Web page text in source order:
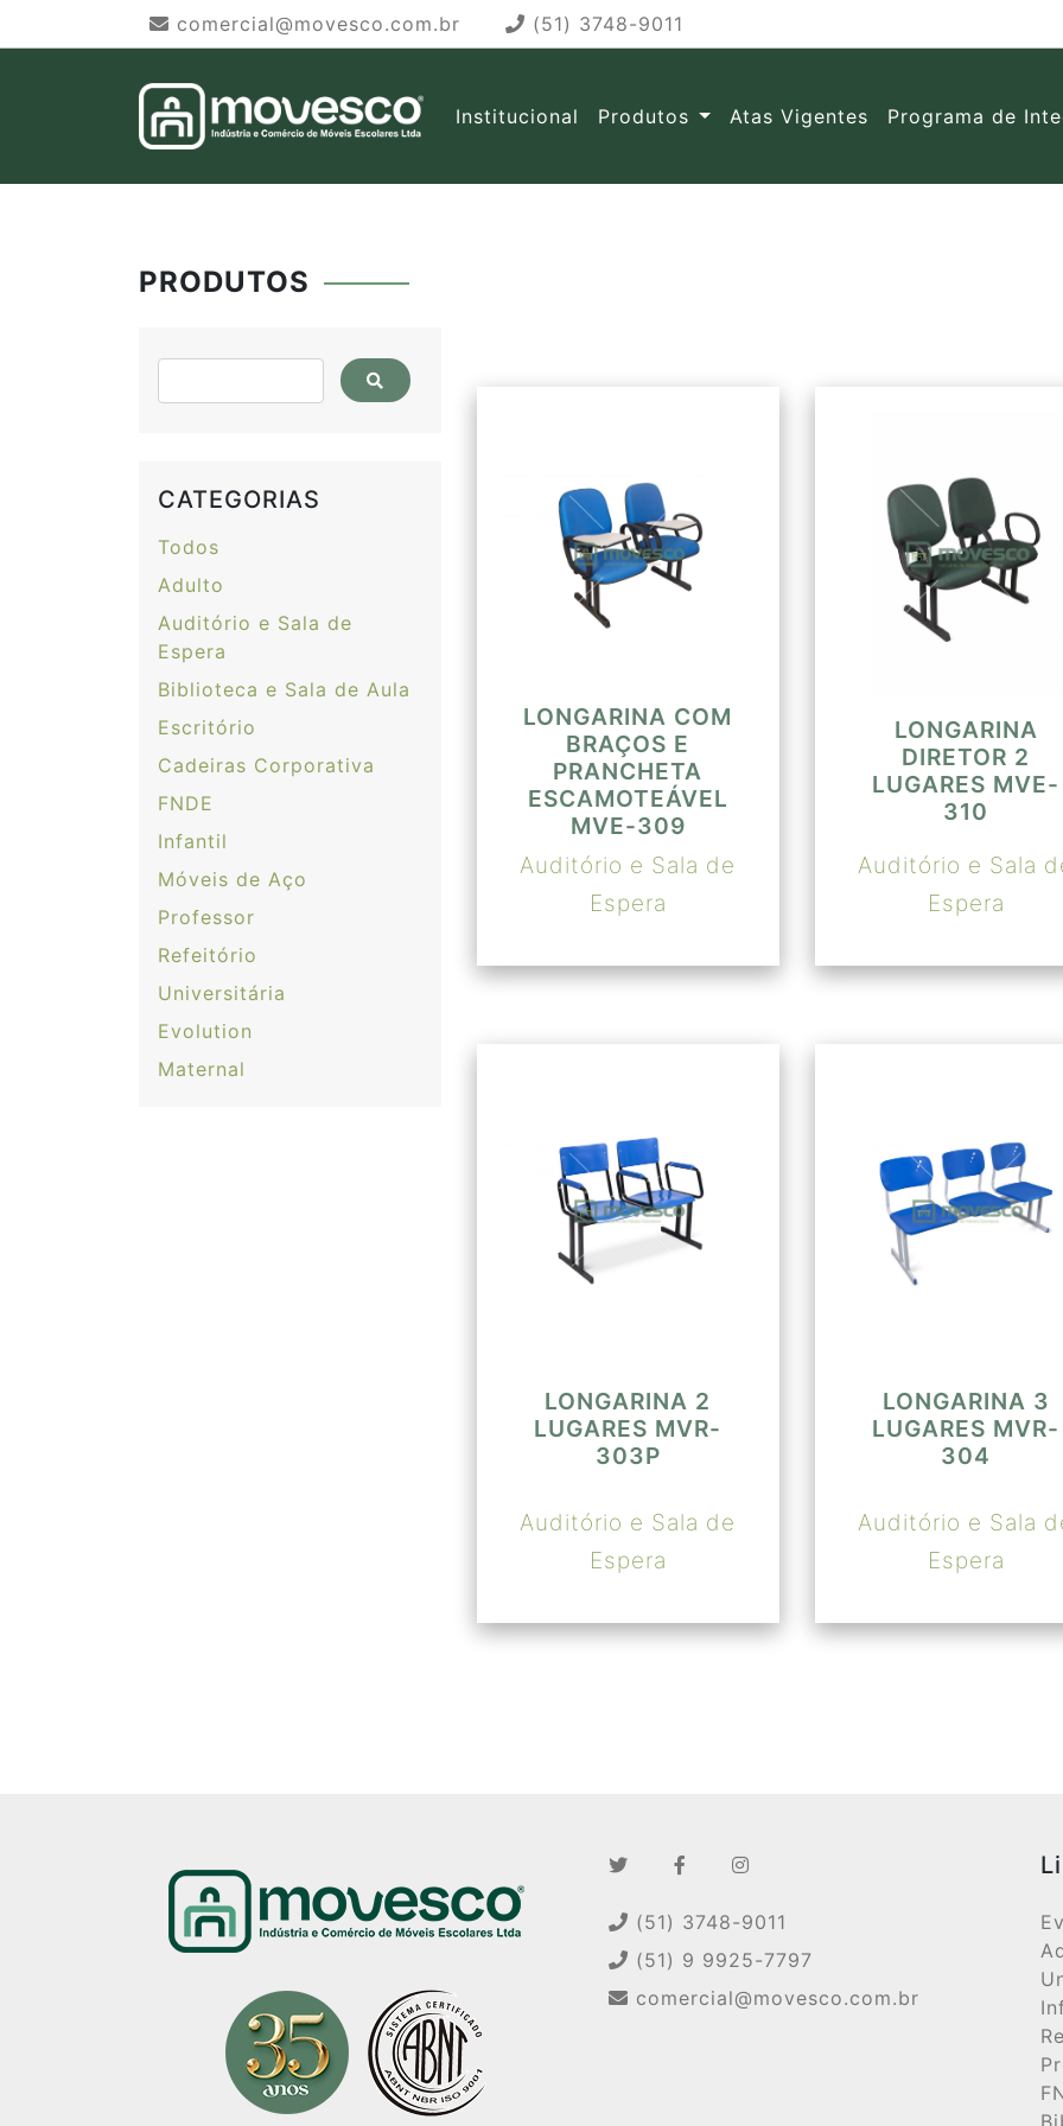
comercial@movesco.com.br (51) 3748-9011
Institucional Produtos Atas Vigentes Programa de
PRODUTOS
CATEGORIAS
Todos
Adulto
Auditório e Sala de
Espera
Biblioteca e Sala de Aula
Escritório
Cadeiras Corporativa
FNDE
Infantil
Móveis de Aço
Professor
Refeitório
Universitária
Evolution
Maternal
LONGARINA COM
BRAÇOS E
PRANCHETA
ESCAMOTEÁVEL
MVE-309
Auditório e Sala de
Espera
LONGARINA
DIRETOR 2
LUGARES MVE-
310
Auditório e Sala
Espera
LONGARINA 2
LUGARES MVR-
303P
Auditório e Sala de
Espera
LONGARINA 3
LUGARES MVR-
304
Auditório e Sala
Espera
(51) 3748-9011
(51) 9 9925-7797
comercial@movesco.com.br